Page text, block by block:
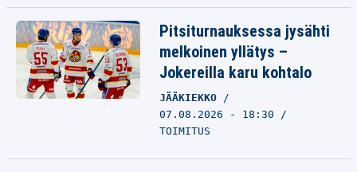
Pitsiturnauksessa jysähti
melkoinen yllätys –
Jokereilla karu kohtalo
JÄÄKIEKKO
07.08.2026 - 18:30
TOIMITUS